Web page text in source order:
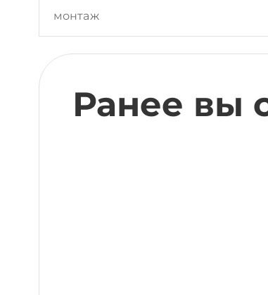
монтаж
Ранее вы